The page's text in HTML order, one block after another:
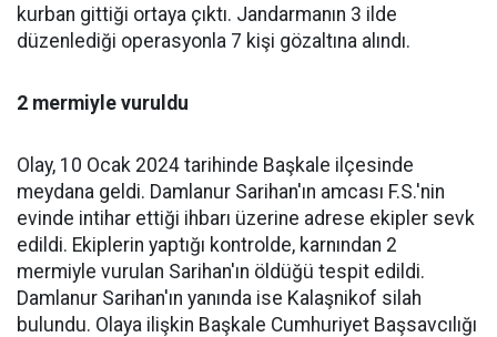
kurban gittiği ortaya çıktı. Jandarmanın 3 ilde
düzenlediği operasyonla 7 kişi gözaltına alındı.
2 mermiyle vuruldu
Olay, 10 Ocak 2024 tarihinde Başkale ilçesinde
meydana geldi. Damlanur Sarihan'ın amcası F.S.'nin
evinde intihar ettiği ihbarı üzerine adrese ekipler sevk
edildi. Ekiplerin yaptığı kontrolde, karnından 2
mermiyle vurulan Sarihan'ın öldüğü tespit edildi.
Damlanur Sarihan'ın yanında ise Kalaşnikof silah
bulundu. Olaya ilişkin Başkale Cumhuriyet Başsavcılığı